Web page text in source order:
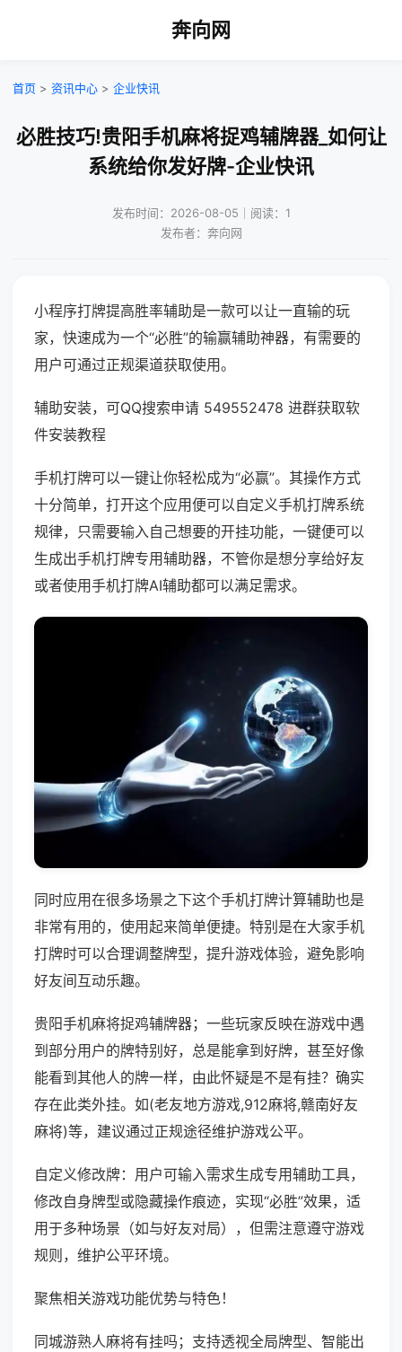
奔向网
首页 > 资讯中心 > 企业快讯
必胜技巧!贵阳手机麻将捉鸡辅牌器_如何让
系统给你发好牌-企业快讯
发布时间：2026-08-05｜阅读：1
发布者：奔向网
小程序打牌提高胜率辅助是一款可以让一直输的玩
家，快速成为一个“必胜”的输赢辅助神器，有需要的
用户可通过正规渠道获取使用。
辅助安装，可QQ搜索申请 549552478 进群获取软
件安装教程
手机打牌可以一键让你轻松成为“必赢”。其操作方式
十分简单，打开这个应用便可以自定义手机打牌系统
规律，只需要输入自己想要的开挂功能，一键便可以
生成出手机打牌专用辅助器，不管你是想分享给好友
或者使用手机打牌AI辅助都可以满足需求。
同时应用在很多场景之下这个手机打牌计算辅助也是
非常有用的，使用起来简单便捷。特别是在大家手机
打牌时可以合理调整牌型，提升游戏体验，避免影响
好友间互动乐趣。
贵阳手机麻将捉鸡辅牌器；一些玩家反映在游戏中遇
到部分用户的牌特别好，总是能拿到好牌，甚至好像
能看到其他人的牌一样，由此怀疑是不是有挂？确实
存在此类外挂。如(老友地方游戏,912麻将,赣南好友
麻将)等，建议通过正规途径维护游戏公平。
自定义修改牌：用户可输入需求生成专用辅助工具，
修改自身牌型或隐藏操作痕迹，实现“必胜”效果，适
用于多种场景（如与好友对局），但需注意遵守游戏
规则，维护公平环境。
聚焦相关游戏功能优势与特色！
同城游熟人麻将有挂吗；支持透视全局牌型、智能出